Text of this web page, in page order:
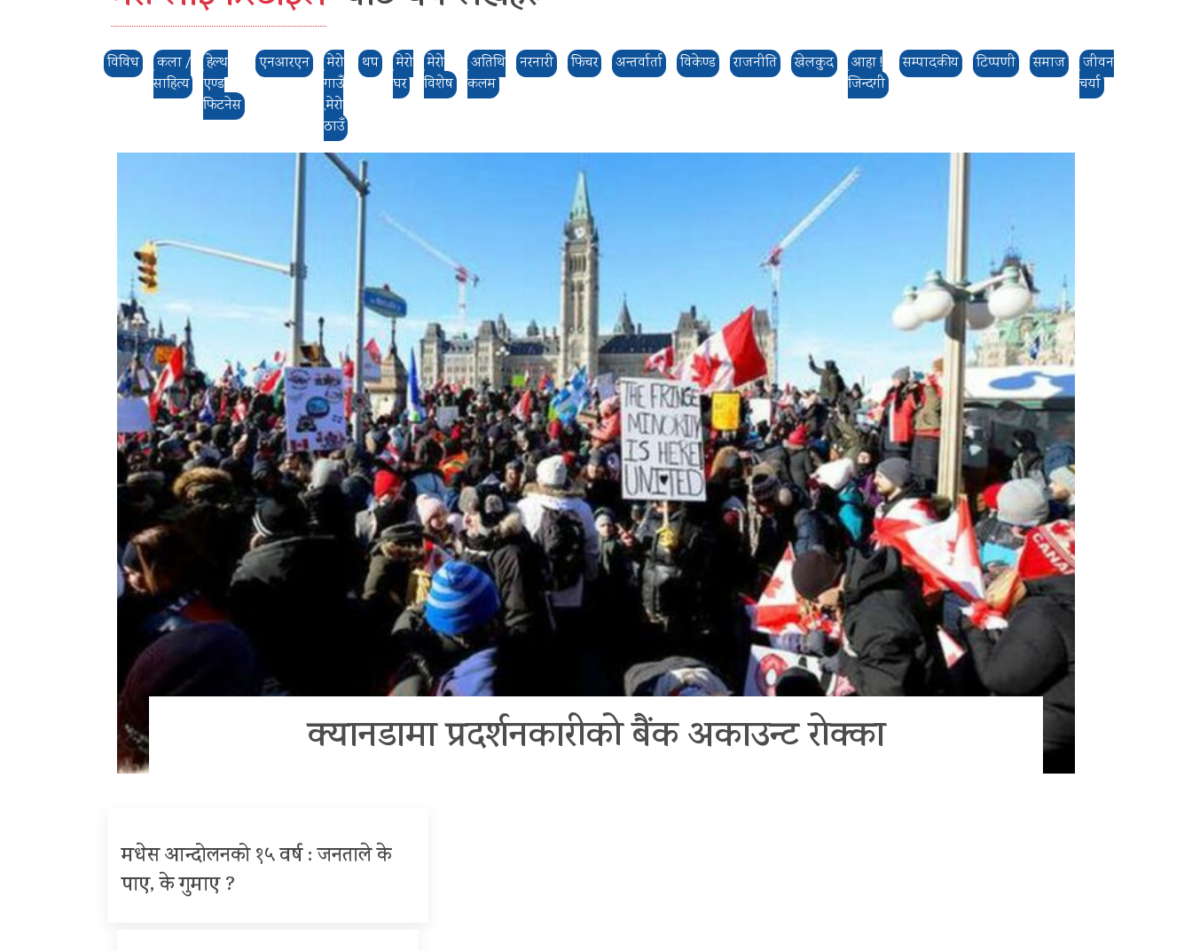
विविध
कला /
साहित्य
हेल्थ
एण्ड
फिटनेस
एनआरएन
मेरो
गाउँ
,मेरो
ठाउँ
थप
मेरो
घर
मेरो
विशेष
अतिथि
कलम
नरनारी फिचर अन्तर्वार्ता विकेण्ड राजनीति खेलकुद
आहा !
जिन्दगी
सम्पादकीय टिप्पणी समाज
जीवन
चर्या
क्यानडामा प्रदर्शनकारीको बैंक अकाउन्ट रोक्का
मधेस आन्दोलनको १५ वर्ष : जनताले के
पाए, के गुमाए ?